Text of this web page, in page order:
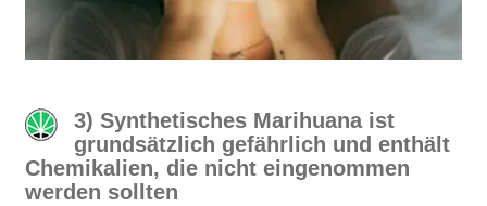
3) Synthetisches Marihuana ist
grundsätzlich gefährlich und enthält
Chemikalien, die nicht eingenommen
werden sollten